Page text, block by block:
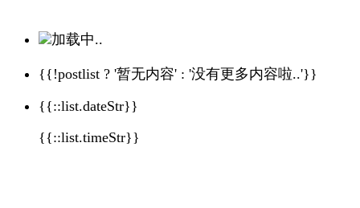
加载中..
{{!postlist ? '暂无内容' : '没有更多内容啦..'}}
{{::list.dateStr}}
{{::list.timeStr}}